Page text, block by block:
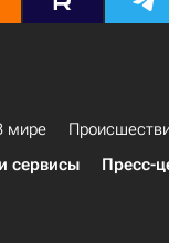
мире
сервисы Пресс-